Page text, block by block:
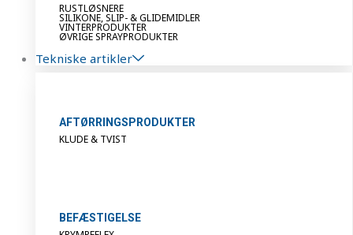
RUSTLØSNERE
SILIKONE, SLIP- & GLIDEMIDLER
VINTERPRODUKTER
ØVRIGE SPRAYPRODUKTER
Tekniske artikler
AFTØRRINGSPRODUKTER
KLUDE & TVIST
BEFÆSTIGELSE